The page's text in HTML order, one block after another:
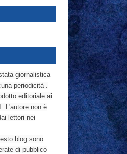
giornalistica
periodicità .
editoriale ai
L'autore non è
lettori nei
blog sono
di pubblico